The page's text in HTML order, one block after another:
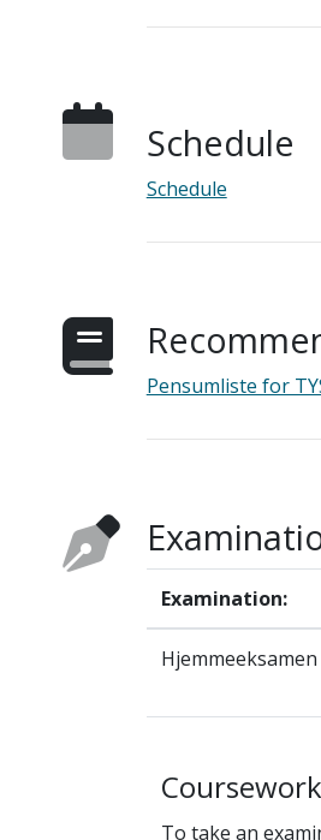
Schedule
Schedule
Pensumliste for
Examination:
Hjemmeeksamen
To take an